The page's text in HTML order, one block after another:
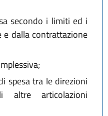
secondo i limiti ed i
e dalla contrattazione
spesa tra le direzioni
altre articolazioni